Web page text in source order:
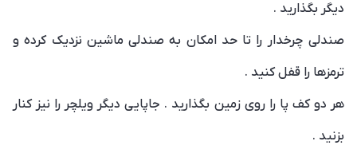
دیگر بگذارید .
صندلی چرخدار را تا حد امکان به صندلی ماشین نزدیک کرده و
ترمزها را قفل کنید .
هر دو کف پا را روی زمین بگذارید . جاپایی دیگر ویلچر را نیز کنار
بزنید .